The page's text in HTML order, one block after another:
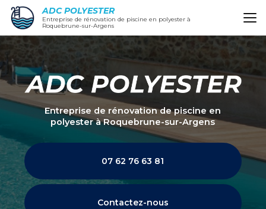
Aller
contenu
principal
ADC POLYESTER
Entreprise de rénovation de piscine en polyester à
Roquebrune-sur-Argens
Entreprise de rénovation de piscine en
polyesterà Roquebrune-sur-Argens
07 62 76 63 81
Contactez-nous